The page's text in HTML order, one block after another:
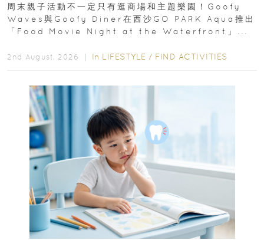
周末親子活動不一定只有逛商場和主題樂園！Goofy
Waves與Goofy Diner在西沙GO PARK Aqua推出
「Food Movie Night at the Waterfront」...
2nd August, 2026 ｜ In LIFESTYLE / FIND ACTIVITIES